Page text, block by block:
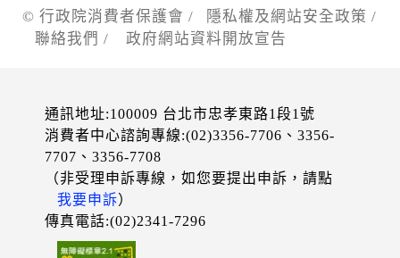
© 行政院消費者保護會 / 隱私權及網站安全政策 /
聯絡我們 / 政府網站資料開放宣告
通訊地址:100009 台北市忠孝東路1段1號
消費者中心諮詢專線:(02)3356-7706、3356-
7707、3356-7708
（非受理申訴專線，如您要提出申訴，請點
我要申訴）
傳真電話:(02)2341-7296